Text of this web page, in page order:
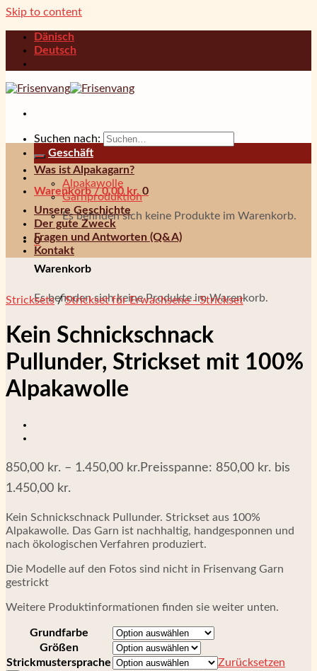
Skip to content
Dänisch
Deutsch
Suchen nach:
Warenkorb /0,00 kr. 0
Es befinden sich keine Produkte im Warenkorb.
0
Warenkorb
Es befinden sich keine Produkte im Warenkorb.
Geschäft
Was ist Alpakagarn?
Alpakawolle
Garnproduktion
Unsere Geschichte
Der gute Zweck
Fragen und Antworten (Q&A)
Kontakt
Stricksets / Strickset für Erwachsene - Strickset
Kein Schnickschnack
Pullunder, Strickset mit 100%
Alpakawolle
850,00 kr. – 1.450,00 kr. Preisspanne: 850,00 kr. bis
1.450,00 kr.
Kein Schnickschnack Pullunder. Strickset aus 100%
Alpakawolle. Das Garn ist nachhaltig, handgesponnen und
nach ökologischen Verfahren produziert.
Die Modelle auf den Fotos sind nicht in Frisenvang Garn
gestrickt
Weitere Produktinformationen finden sie weiter unten.
Grundfarbe
Größen
Strickmustersprache
Zurücksetzen